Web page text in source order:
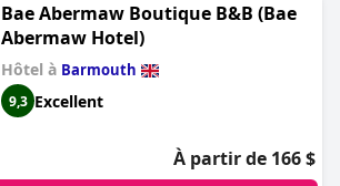
Bae Abermaw Boutique B&B (Bae
Abermaw Hotel)
Hôtel à Barmouth
9,3 Excellent
À partir de 166 $